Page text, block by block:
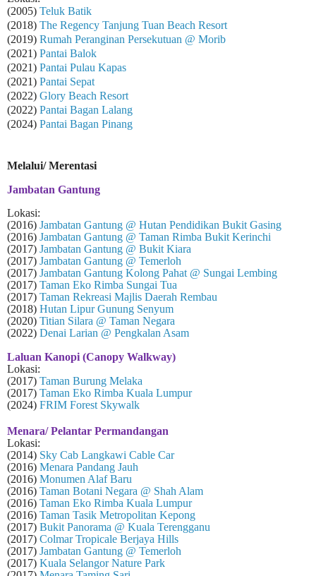
(2005) Teluk Batik
(2018) The Regency Tanjung Tuan Beach Resort
(2019) Rumah Peranginan Persekutuan @ Morib
(2021) Pantai Balok
(2021) Pantai Pulau Kapas
(2021) Pantai Sepat
(2022) Glory Beach Resort
(2022) Pantai Bagan Lalang
(2024) Pantai Bagan Pinang
Melalui/ Merentasi
Jambatan Gantung
Lokasi:
(2016) Jambatan Gantung @ Hutan Pendidikan Bukit Gasing
(2016) Jambatan Gantung @ Taman Rimba Bukit Kerinchi
(2017) Jambatan Gantung @ Bukit Kiara
(2017) Jambatan Gantung @ Temerloh
(2017) Jambatan Gantung Kolong Pahat @ Sungai Lembing
(2017) Taman Eko Rimba Sungai Tua
(2017) Taman Rekreasi Majlis Daerah Rembau
(2018) Hutan Lipur Gunung Senyum
(2020) Titian Silara @ Taman Negara
(2022) Denai Larian @ Pengkalan Asam
Laluan Kanopi (Canopy Walkway)
Lokasi:
(2017) Taman Burung Melaka
(2017) Taman Eko Rimba Kuala Lumpur
(2024) FRIM Forest Skywalk
Menara/ Pelantar Permandangan
Lokasi:
(2014) Sky Cab Langkawi Cable Car
(2016) Menara Pandang Jauh
(2016) Monumen Alaf Baru
(2016) Taman Botani Negara @ Shah Alam
(2016) Taman Eko Rimba Kuala Lumpur
(2016) Taman Tasik Metropolitan Kepong
(2017) Bukit Panorama @ Kuala Terengganu
(2017) Colmar Tropicale Berjaya Hills
(2017) Jambatan Gantung @ Temerloh
(2017) Kuala Selangor Nature Park